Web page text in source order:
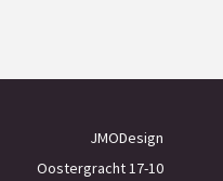
JMODesign
Oostergracht 17-10